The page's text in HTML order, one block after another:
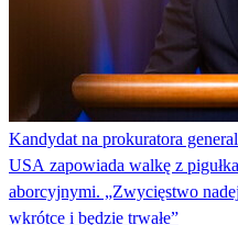
Kandydat na prokuratora
USA zapowiada walkę z
aborcyjnymi. „Zwycięstwo
wkrótce i będzie trwałe”